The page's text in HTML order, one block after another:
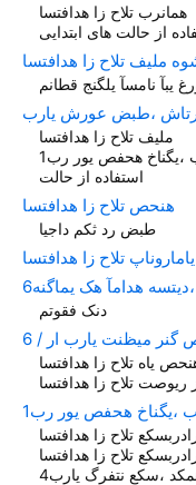
همانرب تلاح زا هدافتسا
از حالت های ابتدایی
مليف تلاح زا هدافتسا
یبآ نامسآ یلگنج قطانم
رتاش ،طبض عورش یارب
مليف تلاح زا هدافتسا
،یگناخ هحفص یور رب1
استفاده از حالت
هنحص تلاح زا هدافتسا
طبض رد ثکم داجیا
تلاح زا هدافتسا
هدامآ هک یماگنه6
دنک فقوتم
میظنت یارب ار / 6
یاه تلاح زا هدافتسا
ریوصت تلاح زا هدافتسا
هحفص یور رب1
تلاح زا هدافتسا
تلاح زا هدافتسا
،سکع نتفرگ یارب4